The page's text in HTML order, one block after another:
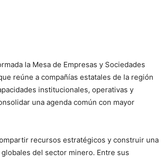
la Mesa de Empresas y Sociedades
reúne a compañías estatales de la región
institucionales, operativas y
una agenda común con mayor
recursos estratégicos y construir una
del sector minero. Entre sus